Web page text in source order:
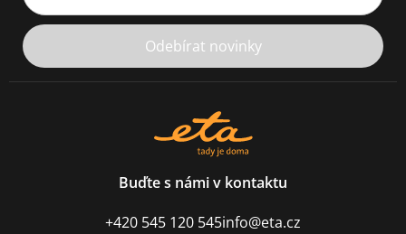
Odebírat novinky
Buďte s námi v kontaktu
+420 545 120 545info@eta.cz